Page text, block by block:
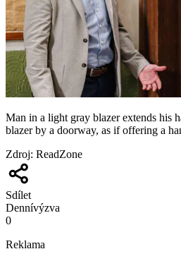
Man in a light gray blazer extends his
blazer by a doorway, as if offering a
Zdroj: ReadZone
Sdílet
Dennívýzva
0
Reklama